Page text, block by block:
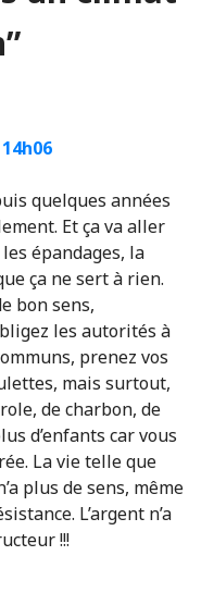
”
quelques années
Et ça va aller
épandages, la
ça ne sert à rien.
bon sens,
les autorités à
prenez vos
mais surtout,
de charbon, de
d’enfants car vous
La vie telle que
plus de sens, même
L’argent n’a
!!!